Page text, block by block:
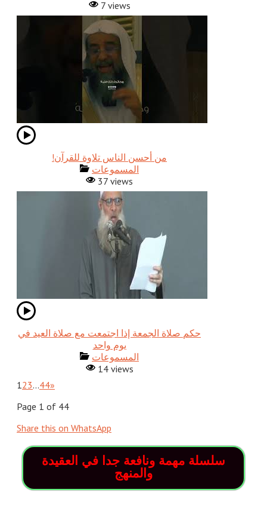
7 views
!من أحسن الناس تلاوة للقرآن
المسموعات
37 views
حكم صلاة الجمعة إذا اجتمعت مع صلاة العيد في
يوم واحد
المسموعات
14 views
123…44»
Page 1 of 44
Share this on WhatsApp
سلسلة مهمة ونافعة جدا في العقيدة
والمنهج